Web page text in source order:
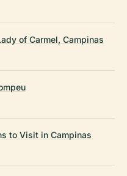
of Carmel, Campinas
to Visit in Campinas